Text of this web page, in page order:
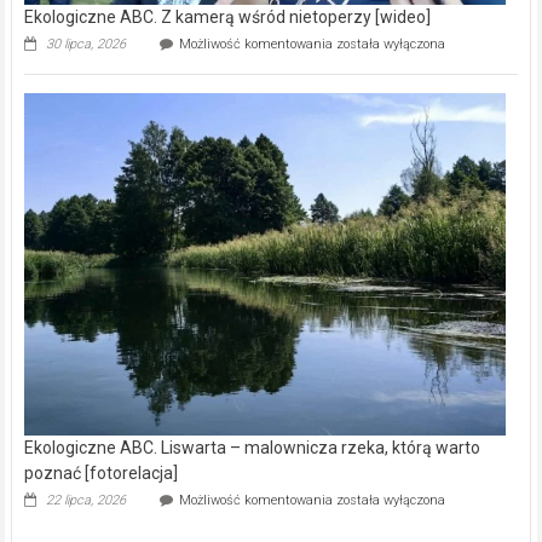
Ekologiczne ABC. Z kamerą wśród nietoperzy [wideo]
30 lipca, 2026 Możliwość komentowania Ekologiczne
kamerą
wśród
została wyłączona
Ekologiczne ABC. Liswarta – malownicza rzeka, którą warto
poznać [fotorelacja]
22 lipca, 2026 Możliwość komentowania Ekologiczne
została wyłączona